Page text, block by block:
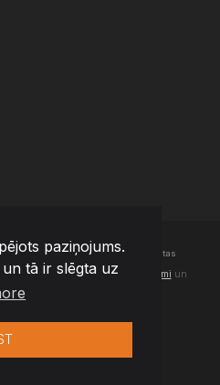
paziņojums.
tā ir slēgta uz
Latvia- Visas tiesības aizsargātas
piekrītat mūsuLietošanas noteikumi un
politika